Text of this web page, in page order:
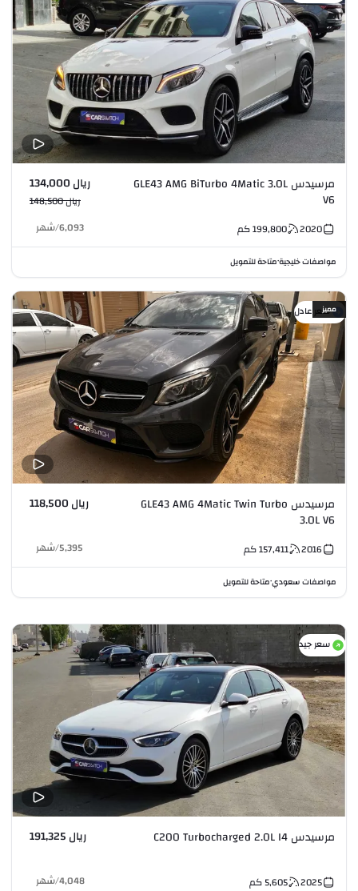
مرسيدس GLE43 AMG BiTurbo 4Matic 3.0L
V6
ريال 134,000
ريال 148,500
2020
199,800كم 6,093
/شهر
مواصفات خليجية•متاحة للتمويل
سعر عادلمميز
مرسيدس GLE43 AMG 4Matic Twin Turbo
3.0L V6
ريال 118,500
2016
157,411كم 5,395
/شهر
مواصفات سعودي•متاحة للتمويل
سعر جيد
مرسيدس C200 Turbocharged 2.0L I4 ريال 191,325
2025
5,605كم 4,048
/شهر